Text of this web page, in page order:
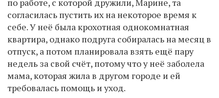
согласилась пустить их на некоторое время к
себе. У неё была крохотная однокомнатная
квартира, однако подруга собиралась на месяц в
отпуск, а потом планировала взять ещё пару
недель за свой счёт, потому что у неё заболела
мама, которая жила в другом городе и ей
требовалась помощь и уход.